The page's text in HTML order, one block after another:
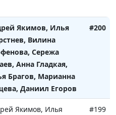
Якимов, Илья
Вилина
Сережа
Анна Гладкая,
Брагов, Марианна
Даниил Егоров
#200
Якимов, Илья
#199